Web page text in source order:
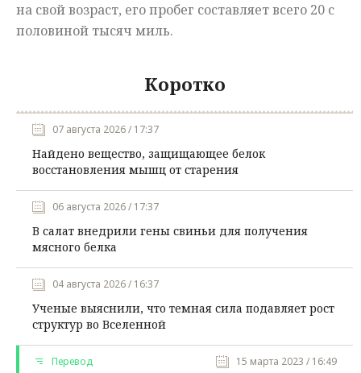
на свой возраст, его пробег составляет всего 20 с
половиной тысяч миль.
Коротко
07 августа 2026 / 17:37
Найдено вещество, защищающее белок
восстановления мышц от старения
06 августа 2026 / 17:37
В салат внедрили гены свиньи для получения
мясного белка
04 августа 2026 / 16:37
Ученые выяснили, что темная сила подавляет рост
структур во Вселенной
Перевод 15 марта 2023 / 16:49